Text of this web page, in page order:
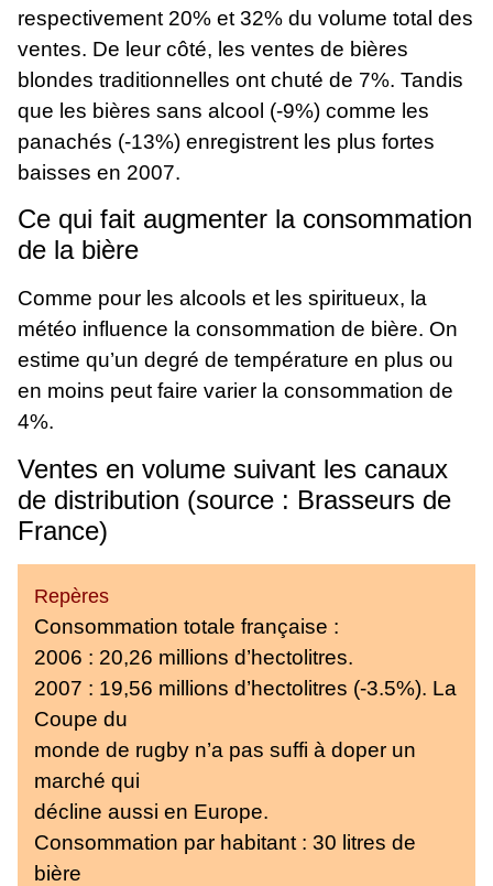
respectivement 20% et 32% du volume total des
ventes. De leur côté, les ventes de bières
blondes traditionnelles ont chuté de 7%. Tandis
que les bières sans alcool (-9%) comme les
panachés (-13%) enregistrent les plus fortes
baisses en 2007.
Ce qui fait augmenter la consommation
de la bière
Comme pour les alcools et les spiritueux, la
météo influence la consommation de bière. On
estime qu’un degré de température en plus ou
en moins peut faire varier la consommation de
4%.
Ventes en volume suivant les canaux
de distribution (source : Brasseurs de
France)
Repères
Consommation totale française :
2006 : 20,26 millions d’hectolitres.
2007 : 19,56 millions d’hectolitres (-3.5%). La
Coupe du
monde de rugby n’a pas suffi à doper un
marché qui
décline aussi en Europe.
Consommation par habitant : 30 litres de
bière